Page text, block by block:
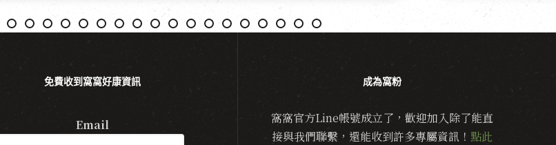
免費收到窩窩好康資訊
Email
成為窩粉
窩窩官方Line帳號成立了，歡迎加入除了能直
接與我們聯繫，還能收到許多專屬資訊！ 點此